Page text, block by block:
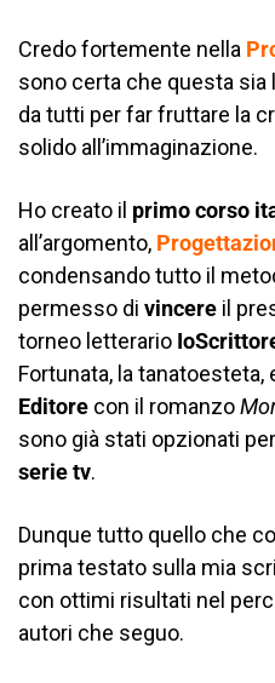
Credo fortemente nella
sono certa che questa sia
da tutti per far fruttare la
solido all’immaginazione.
Ho creato il primo corso
all’argomento,
condensando tutto il
permesso di vincere il
torneo letterario
Fortunata, la tanatoesteta,
Editore con il romanzo
sono già stati opzionati
serie tv.
Dunque tutto quello che
prima testato sulla mia
con ottimi risultati nel
autori che seguo.